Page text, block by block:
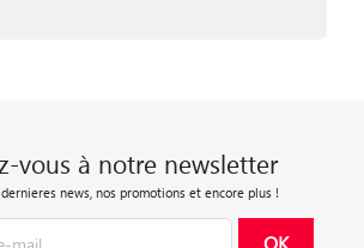
vous à notre newsletter
news, nos promotions et encore plus !